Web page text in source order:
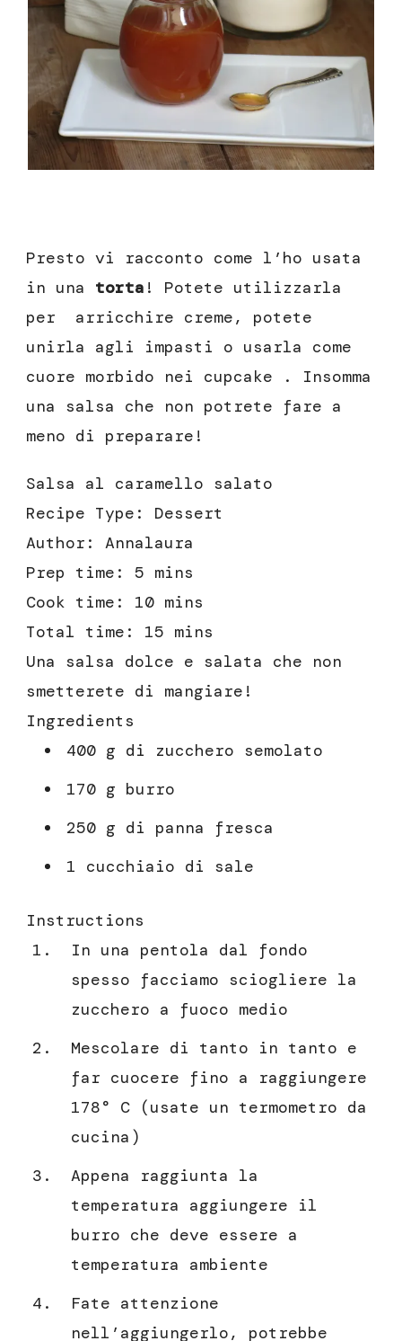
Presto vi racconto come l’ho usata
in una torta ! Potete utilizzarla
per arricchire creme, potete
unirla agli impasti o usarla come
cuore morbido nei cupcake . Insomma
una salsa che non potrete fare a
meno di preparare!
Salsa al caramello salato
Recipe Type : Dessert
Author: Annalaura
Prep time: 5 mins
Cook time: 10 mins
Total time: 15 mins
Una salsa dolce e salata che non
smetterete di mangiare!
Ingredients
400 g di zucchero semolato
170 g burro
250 g di panna fresca
1 cucchiaio di sale
Instructions
In una pentola dal fondo
spesso facciamo sciogliere la
zucchero a fuoco medio
Mescolare di tanto in tanto e
far cuocere fino a raggiungere
178° C (usate un termometro da
cucina)
Appena raggiunta la
temperatura aggiungere il
burro che deve essere a
temperatura ambiente
Fate attenzione
nell’aggiungerlo, potrebbe